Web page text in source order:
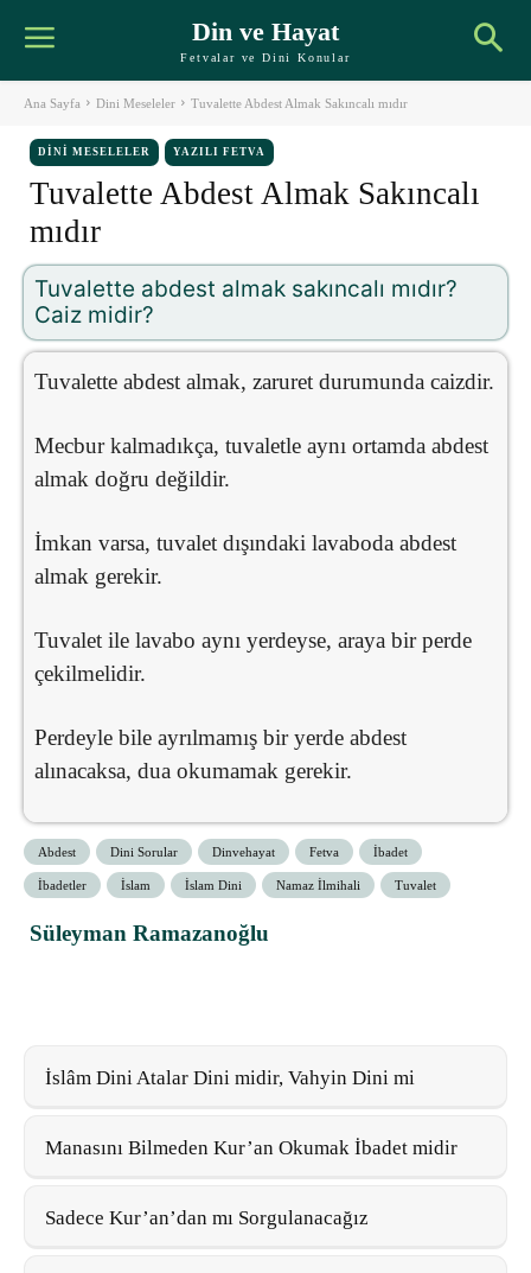
Din ve Hayat
Fetvalar ve Dini Konular
Ana Sayfa Dini Meseleler Tuvalette Abdest Almak Sakıncalı mıdır
DINI MESELELER YAZILI FETVA
Tuvalette Abdest Almak Sakıncalı
mıdır
Tuvalette abdest almak sakıncalı mıdır?
Caiz midir?
Tuvalette abdest almak, zaruret durumunda caizdir.
Mecbur kalmadıkça, tuvaletle aynı ortamda abdest
almak doğru değildir.
İmkan varsa, tuvalet dışındaki lavaboda abdest
almak gerekir.
Tuvalet ile lavabo aynı yerdeyse, araya bir perde
çekilmelidir.
Perdeyle bile ayrılmamış bir yerde abdest
alınacaksa, dua okumamak gerekir.
Abdest Dini Sorular Dinvehayat Fetva İbadet
İbadetler İslam İslam Dini Namaz İlmihali Tuvalet
Süleyman Ramazanoğlu
İslâm Dini Atalar Dini midir, Vahyin Dini mi
Manasını Bilmeden Kur’an Okumak İbadet midir
Sadece Kur’an’dan mı Sorgulanacağız